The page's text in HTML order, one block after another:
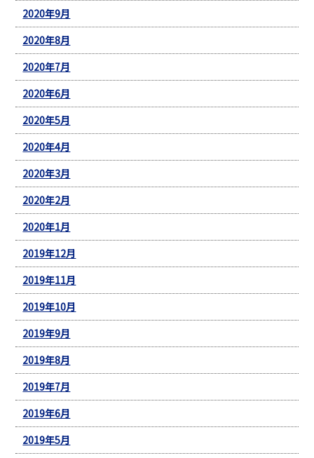
2020年9月
2020年8月
2020年7月
2020年6月
2020年5月
2020年4月
2020年3月
2020年2月
2020年1月
2019年12月
2019年11月
2019年10月
2019年9月
2019年8月
2019年7月
2019年6月
2019年5月